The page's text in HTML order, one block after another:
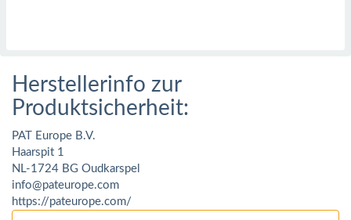
Herstellerinfo zur
Produktsicherheit:
PAT Europe B.V.
Haarspit 1
NL-1724 BG Oudkarspel
info@pateurope.com
https://pateurope.com/